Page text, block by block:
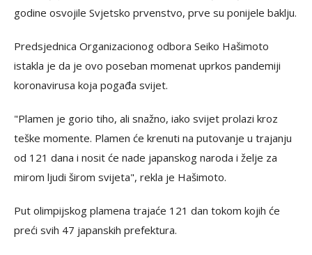
godine osvojile Svjetsko prvenstvo, prve su ponijele baklju.
Predsjednica Organizacionog odbora Seiko Hašimoto
istakla je da je ovo poseban momenat uprkos pandemiji
koronavirusa koja pogađa svijet.
"Plamen je gorio tiho, ali snažno, iako svijet prolazi kroz
teške momente. Plamen će krenuti na putovanje u trajanju
od 121 dana i nosit će nade japanskog naroda i želje za
mirom ljudi širom svijeta", rekla je Hašimoto.
Put olimpijskog plamena trajaće 121 dan tokom kojih će
preći svih 47 japanskih prefektura.